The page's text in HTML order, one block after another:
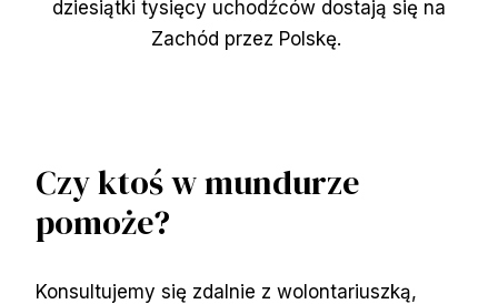
dziesiątki tysięcy uchodźców dostają się na
Zachód przez Polskę.
Czy ktoś w mundurze
pomoże?
Konsultujemy się zdalnie z wolontariuszką,